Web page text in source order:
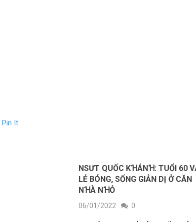
Pin It
NSƯT QUỐC KꞪÁNꞪ: TUỔI 60
LẺ BÓNG, SỐNG GIẢN DỊ Ở CĂN
NꞪÀ NꞪỎ
06/01/2022 0